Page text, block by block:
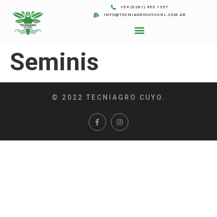
+54 (0261) 495 1257
INFO@TECNIAGROCUYOSRL.COM.AR
Seminis
© 2022 TECNIAGRO CUYO.